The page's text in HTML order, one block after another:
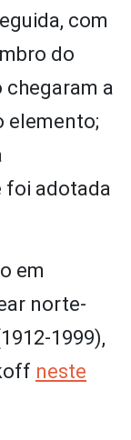
com
do
chegaram a
elemento;
foi adotada
em
norte-
1999),
neste